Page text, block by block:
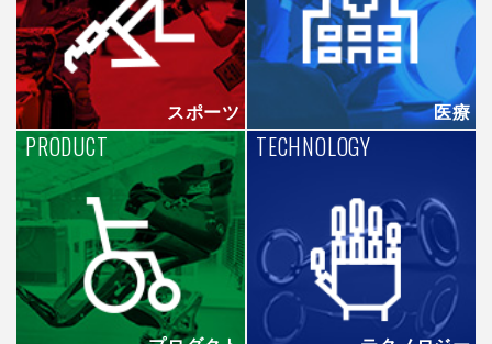
スポーツ 医療
PRODUCT TECHNOLOGY